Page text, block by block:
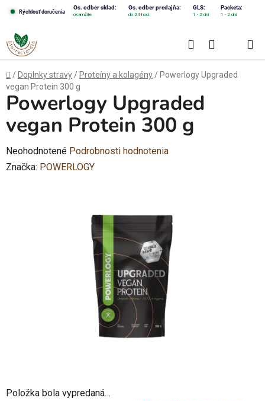
obsah
Rýchlosť doručenia
Os. odber sklad: Os. odber predajňa: GLS: Packeta:
okamžite do 24 hod. 1 - 2 dni 1 - 2 dni
Hľadať
KOŠÍK
Domov
/ Doplnky stravy / Proteíny a kolagény / Powerlogy Upgraded
vegan Protein 300 g
Položka bola vypredaná…
Powerlogy Upgraded
vegan Protein 300 g
Priemerné
hodnotenie
Neohodnotené Podrobnosti hodnotenia
Značka: POWERLOGY